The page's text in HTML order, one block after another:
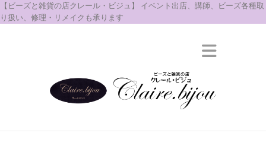
【ビーズと雑貨の店クレール・ビジュ】 イベント出店、講師、ビーズ各種取
り扱い、修理・リメイクも承ります